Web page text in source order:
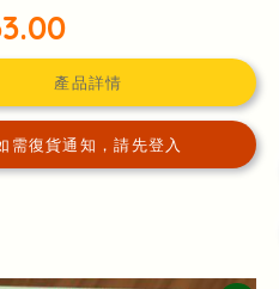
產品詳情
需復貨通知，請先登入